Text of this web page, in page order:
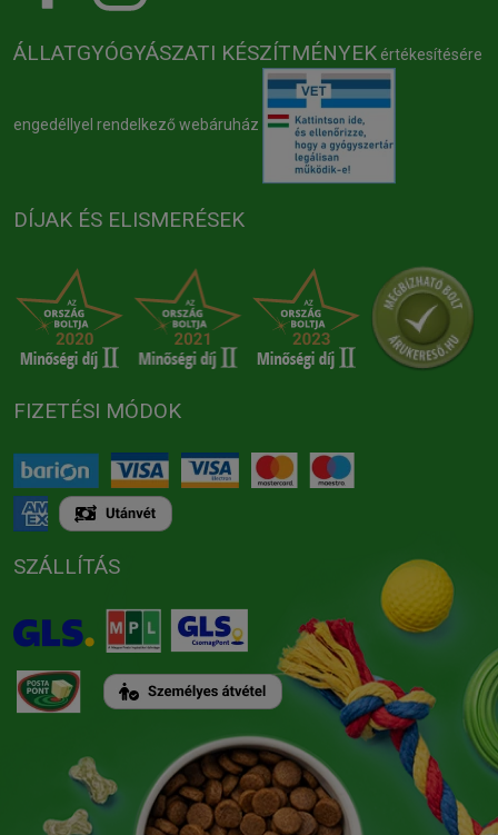
ÁLLATGYÓGYÁSZATI KÉSZÍTMÉNYEK értékesítésére
engedéllyel rendelkező webáruház
DÍJAK ÉS ELISMERÉSEK
FIZETÉSI MÓDOK
SZÁLLÍTÁS